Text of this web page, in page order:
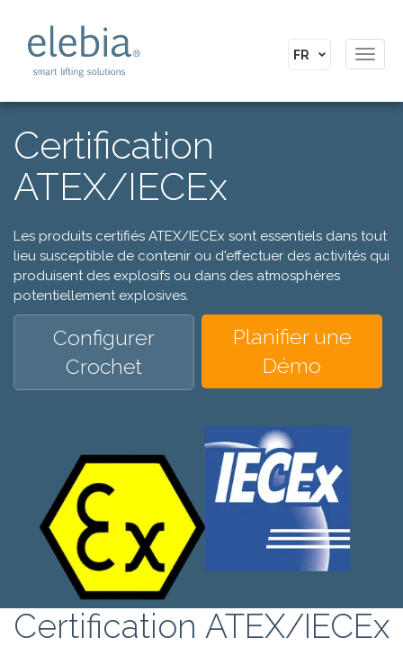
Certification
ATEX/IECEx
Les produits certifiés ATEX/IECEx sont essentiels dans tout
lieu susceptible de contenir ou d'effectuer des activités qui
produisent des explosifs ou dans des atmosphères
potentiellement explosives.
Configurer
Crochet
Planifier une
Démo
Certification ATEX/IECEx